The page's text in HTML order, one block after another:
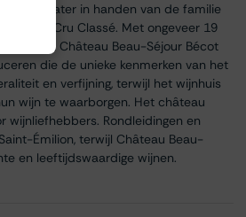
kwam later in handen van de familie
Grand Cru Classé. Met ongeveer 19
maakt Château Beau-Séjour Bécot
die de unieke kenmerken van het
en verfijning, terwijl het wijnhuis
wijn te waarborgen. Het château
wijnliefhebbers. Rondleidingen en
Émilion, terwijl Château Beau-
en leeftijdswaardige wijnen.